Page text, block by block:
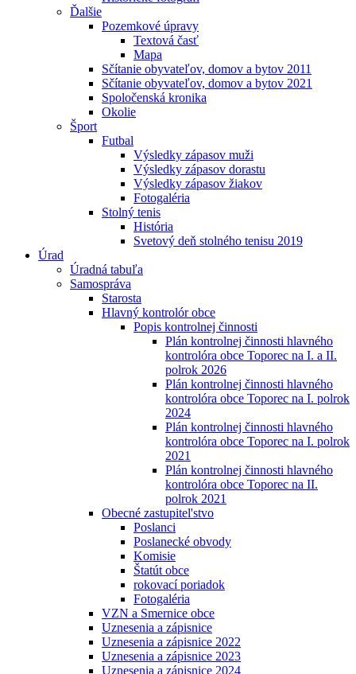
Ďalšie
Pozemkové úpravy
Textová časť
Mapa
Sčítanie obyvateľov, domov a bytov 2011
Sčítanie obyvateľov, domov a bytov 2021
Spoločenská kronika
Okolie
Šport
Futbal
Výsledky zápasov muži
Výsledky zápasov dorastu
Výsledky zápasov žiakov
Fotogaléria
Stolný tenis
História
Svetový deň stolného tenisu 2019
Úrad
Úradná tabuľa
Samospráva
Starosta
Hlavný kontrolór obce
Popis kontrolnej činnosti
Plán kontrolnej činnosti hlavného
kontrolóra obce Toporec na I. a II.
polrok 2026
Plán kontrolnej činnosti hlavného
kontrolóra obce Toporec na I. polrok
2024
Plán kontrolnej činnosti hlavného
kontrolóra obce Toporec na I. polrok
2021
Plán kontrolnej činnosti hlavného
kontrolóra obce Toporec na II.
polrok 2021
Obecné zastupitel'stvo
Poslanci
Poslanecké obvody
Komisie
Štatút obce
rokovací poriadok
Fotogaléria
VZN a Smernice obce
Uznesenia a zápisnice
Uznesenia a zápisnice 2022
Uznesenia a zápisnice 2023
Uznesenia a zápisnice 2024